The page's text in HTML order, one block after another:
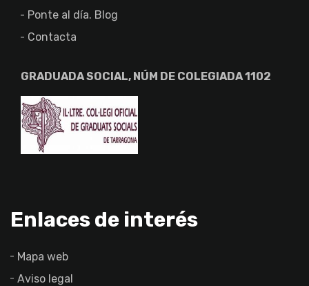
Ponte al día. Blog
Contacta
GRADUADA SOCIAL, NÚM DE COLEGIADA 1102
Enlaces de interés
Mapa web
Aviso legal